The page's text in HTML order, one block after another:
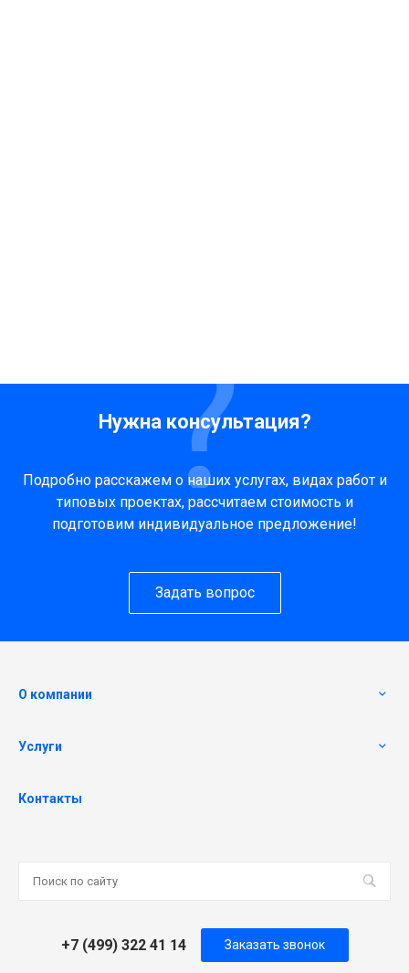
Нужна консультация?
Подробно расскажем о наших услугах, видах работ и
типовых проектах, рассчитаем стоимость и
подготовим индивидуальное предложение!
Задать вопрос
О компании
Услуги
Контакты
+7 (499) 322 41 14 Заказать звонок